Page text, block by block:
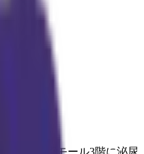
2分の医療モール3階に泌尿